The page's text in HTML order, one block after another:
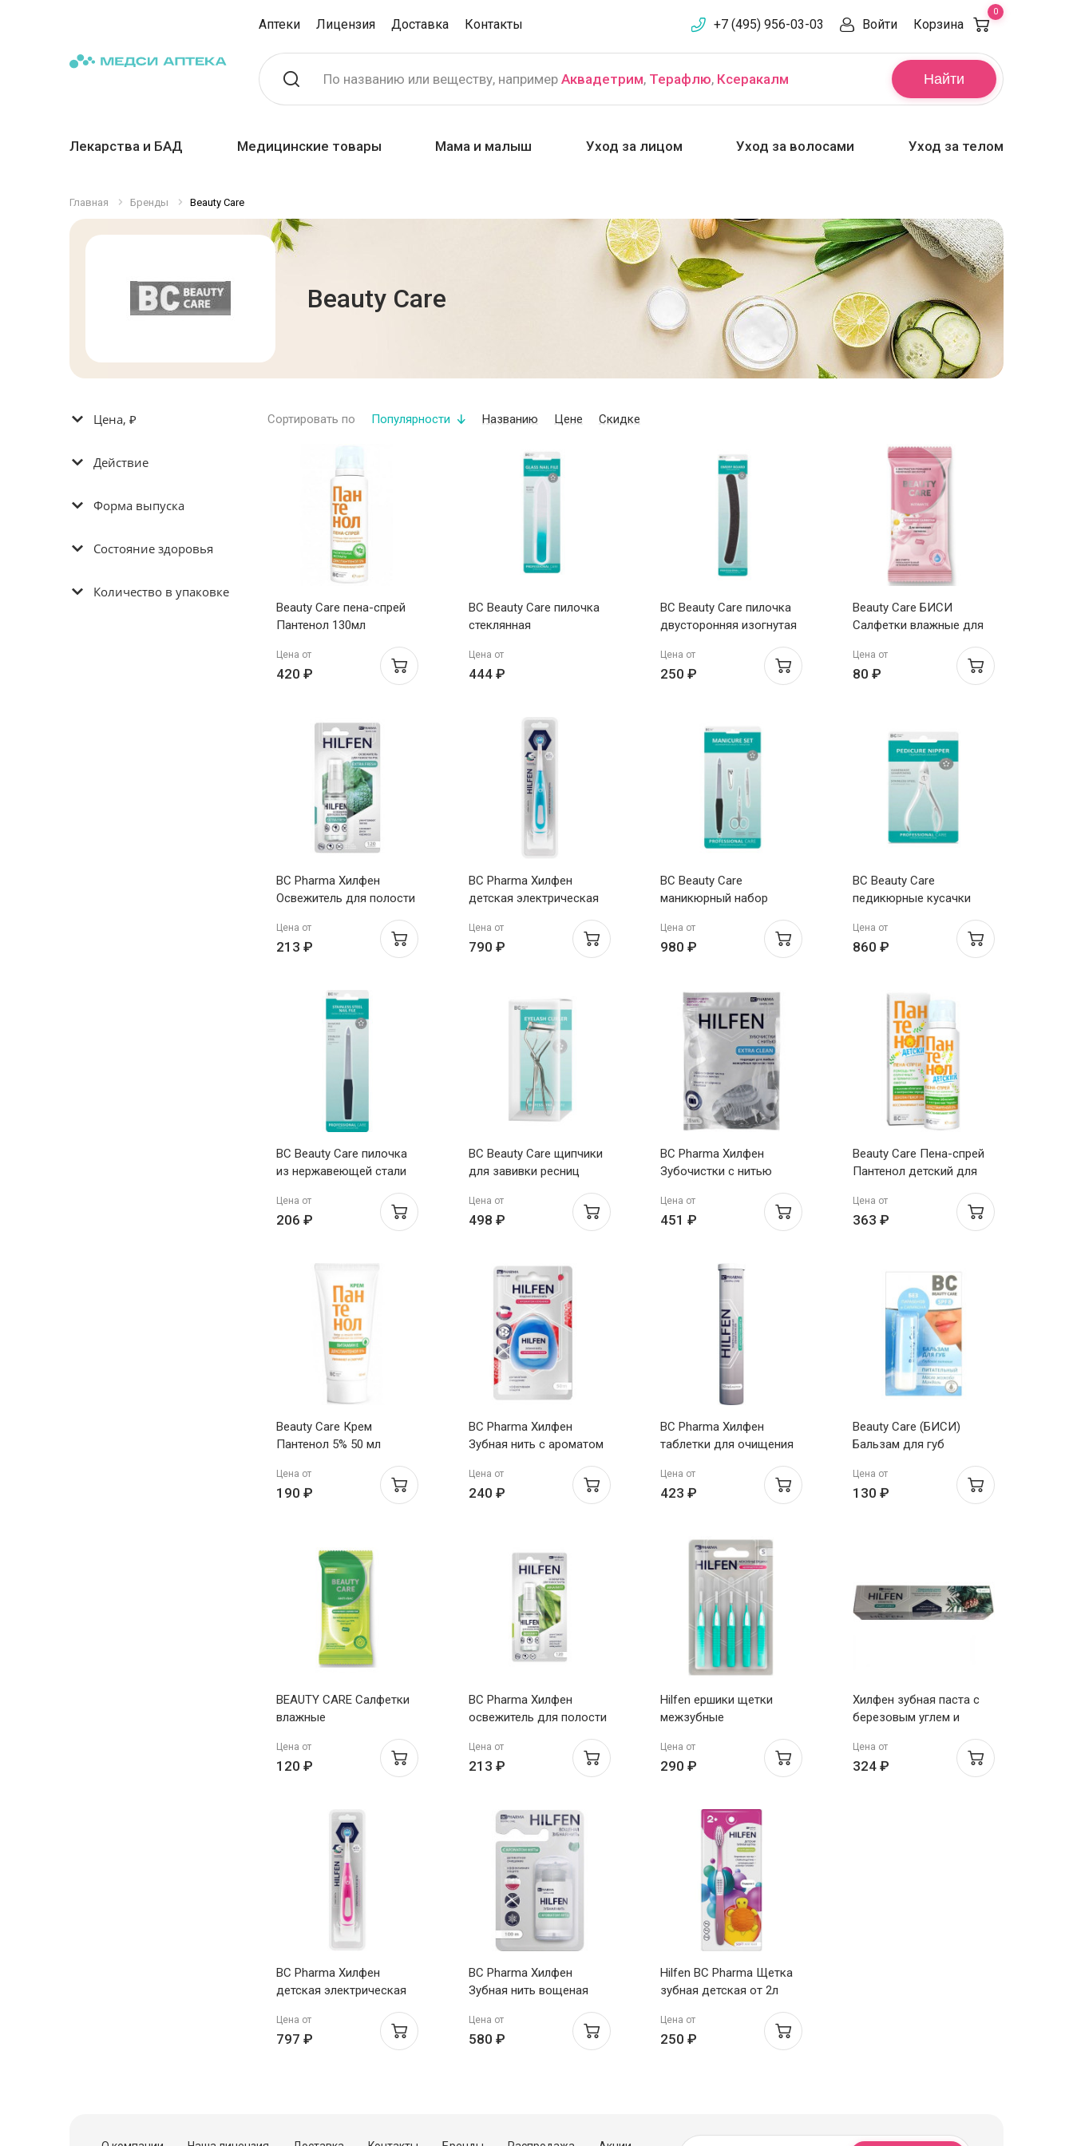
Аптеки Лицензия Доставка Контакты +7 (495) 956-03-03 Войти Корзина
0
Найти
По названию или веществу, например Аквадетрим, Терафлю, Ксеракалм
Лекарства и БАД Медицинские товары Мама и малыш Уход за лицом Уход за волосами Уход за телом
Главная Бренды Beauty Care
Beauty Care
Цена, ₽
Действие
Форма выпуска
Состояние здоровья
Количество в упаковке
Сортировать по Популярности Названию Цене Скидке
Beauty Care пена-спрей
Пантенол 130мл
Цена от
420 ₽
BC Beauty Care пилочка
стеклянная
Цена от
444 ₽
BC Beauty Care пилочка
двусторонняя изогнутая
Цена от
250 ₽
Beauty Care БИСИ
Салфетки влажные для
экст.ромашки и
молочной кислотой №20
Цена от
80 ₽
BC Pharma Хилфен
Освежитель для полости
Цена от
213 ₽
BC Pharma Хилфен
детская электрическая
BL2021 голубая
Цена от
790 ₽
BC Beauty Care
маникюрный набор
триммер, книпсер
Цена от
980 ₽
BC Beauty Care
педикюрные кусачки
Цена от
860 ₽
BC Beauty Care пилочка
из нержавеющей стали
Цена от
206 ₽
BC Beauty Care щипчики
для завивки ресниц
Цена от
498 ₽
BC Pharma Хилфен
Зубочистки с нитью
Цена от
451 ₽
Beauty Care Пена-спрей
Пантенол детский для
тела баллон 130 мл
Цена от
363 ₽
Beauty Care Крем
Пантенол 5% 50 мл
Цена от
190 ₽
BC Pharma Хилфен
Зубная нить с ароматом
Цена от
240 ₽
BC Pharma Хилфен
таблетки для очищения
ароматом мяты 30шт
Цена от
423 ₽
Beauty Care (БИСИ)
Бальзам для губ
Цена от
130 ₽
BEAUTY CARE Салфетки
влажные
спирта №20
Цена от
120 ₽
BC Pharma Хилфен
освежитель для полости
Цена от
213 ₽
Hilfen ершики щетки
межзубные
S №5
Цена от
290 ₽
Хилфен зубная паста с
березовым углем и
белеск 75мл
Цена от
324 ₽
BC Pharma Хилфен
детская электрическая
P2021 розовая
Цена от
797 ₽
BC Pharma Хилфен
Зубная нить вощеная
мяты 100м
Цена от
580 ₽
Hilfen BC Pharma Щетка
зубная детская от 2л
Цена от
250 ₽